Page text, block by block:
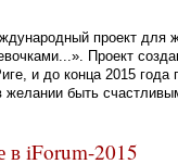
проект для
Проект
и до конца 2015 года
быть
в iForum-2015